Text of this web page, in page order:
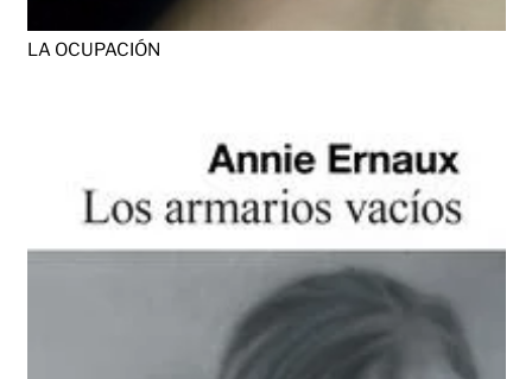
LA OCUPACIÓN